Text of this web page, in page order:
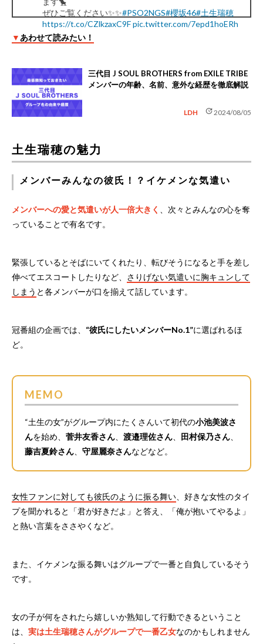
ぜひご覧ください✨✨#PSO2NGS#櫻坂46#土生瑞穂
https://t.co/CZlkzaxC9Fpic.twitter.com/7epd1hoERh
— 櫻坂46 (@sakurazaka46)
▼ あわせて読みたい！
三代目 J SOUL BROTHERS from EXILE TRIBE
メンバーの年齢、名前、意外な経歴を徹底解説
LDH update2024/08/05
土生瑞穂の魅力
メンバーみんなの彼氏！？イケメンな気遣い
メンバーへの愛と気遣いが人一倍大きく
、次々とみんなの心を奪
っていることで有名です。
緊張しているとそばにいてくれたり、転びそうになると手を差し
伸べてエスコートしたりなど、 さりげない気遣いに胸キュンして
しまう と各メンバーが口を揃えて話しています。
冠番組の企画では、 “彼氏にしたいメンバーNo.1”に選ばれるほ
ど。
MEMO
“土生の女”がグループ内にたくさんいて初代の小池美波さ
んを始め、 菅井友香さん 渡邉理佐さん 田村保乃さん
藤吉夏鈴さん
守屋麗奈さんなどなど。
女性ファンに対しても彼氏のように振る舞い 、好きな女性のタイ
プを聞かれると「君が好きだよ」と答え、「俺が抱いてやるよ」
と熱い言葉をささやくなど。
また、イケメンな振る舞いはグループで一番と自負しているそう
です。
女の子が何をされたら嬉しいか熟知して行動できるということ
は、 実は土生瑞穂さんがグループで一番乙女なのかもしれません